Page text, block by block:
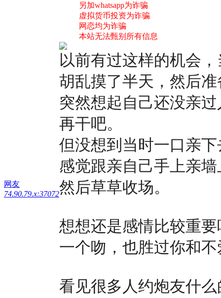
网友
74.90.79.x:37072
另加whatsapp为诈骗
虚拟货币投资为诈骗
网恋均为诈骗
本站无法甄别所有信息
以前有过这样的机会
胡乱摸了半天，然后
突然想起自己还没亲
再干吧。
但没想到当时一口亲
感觉跟亲自己手上亲
然后草草收场。
想想还是感情比较重
一个吻，也胜过你和
看见很多人约炮友什